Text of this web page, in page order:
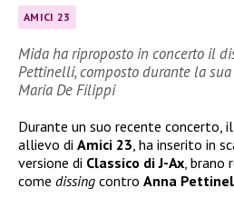
AMICI 23
Mida ha riproposto in concerto il
Pettinelli, composto durante la
Maria De Filippi
Durante un suo recente concerto,
allievo di Amici 23 , ha inserito in
versione di Classico di J-Ax ,
come dissing contro Anna